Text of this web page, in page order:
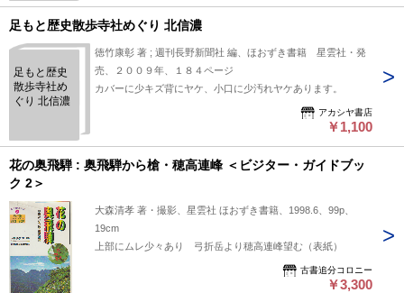
足もと歴史散歩寺社めぐり 北信濃
足もと歴史
散歩寺社め
ぐり 北信濃
徳竹康彰 著 ; 週刊長野新聞社 編、ほおずき書籍 星雲社・発
売、２００９年、１８４ページ
カバーに少キズ背にヤケ、小口に少汚れヤケあります。
アカシヤ書店
￥1,100
花の奥飛騨 : 奥飛騨から槍・穂高連峰 ＜ビジター・ガイドブッ
ク 2＞
大森清孝 著・撮影、星雲社 ほおずき書籍、1998.6、99p、
19cm
上部にムレ少々あり 弓折岳より穂高連峰望む（表紙）
古書追分コロニー
￥3,300